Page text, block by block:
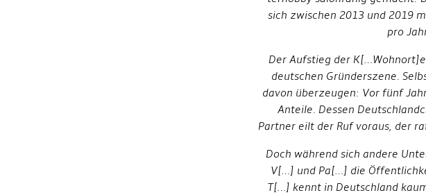
sich zwischen 2013 und 2019
pro
Der Aufstieg der
deutschen Gründerszene.
davon überzeugen: Vor fünf
Anteile. Dessen
Partner eilt der Ruf voraus, der
Doch während sich andere
V[…] und Pa[…] die
T[…] kennt in Deutschland